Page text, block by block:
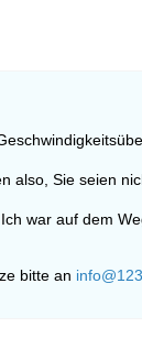
also, Sie seien
war auf dem
bitte an